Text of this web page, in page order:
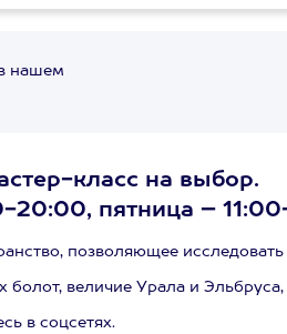
нашем
класс на выбор.
20:00, пятница –
позволяющее
величие Урала и
в соцсетях.